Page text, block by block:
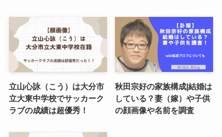
立山心詠（こう）は大分市
立大東中学校でサッカーク
ラブの成績は超優秀！
秋田宗好の家族構成|結婚は
している？妻（嫁）や子供
の顔画像や名前を調査